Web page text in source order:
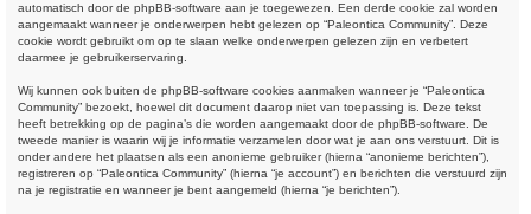
automatisch door de phpBB-software aan je toegewezen. Een derde cookie zal worden
aangemaakt wanneer je onderwerpen hebt gelezen op “Paleontica Community”. Deze
cookie wordt gebruikt om op te slaan welke onderwerpen gelezen zijn en verbetert
daarmee je gebruikerservaring.
Wij kunnen ook buiten de phpBB-software cookies aanmaken wanneer je “Paleontica
Community” bezoekt, hoewel dit document daarop niet van toepassing is. Deze tekst
heeft betrekking op de pagina’s die worden aangemaakt door de phpBB-software. De
tweede manier is waarin wij je informatie verzamelen door wat je aan ons verstuurt. Dit is
onder andere het plaatsen als een anonieme gebruiker (hierna “anonieme berichten”),
registreren op “Paleontica Community” (hierna “je account”) en berichten die verstuurd zijn
na je registratie en wanneer je bent aangemeld (hierna “je berichten”).